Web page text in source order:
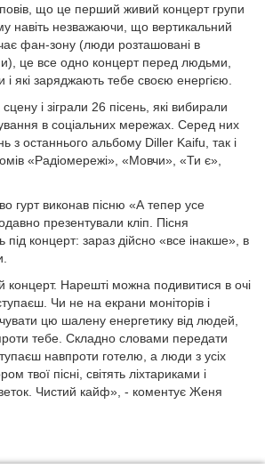
що це перший живий концерт групи
навіть незважаючи, що вертикальний
фан-зону (люди розташовані в
це все одно концерт перед людьми,
які заряджають тебе своєю енергією.
і зіграли 26 пісень, які вибирали
в соціальних мережах. Серед них
з останнього альбому Diller Kaifu, так і
«Радіомережі», «Мовчи», «Ти є»,
гурт виконав пісню «А тепер усе
презентували кліп. Пісня
під концерт: зараз дійсно «все інакше», в
Нарешті можна подивитися в очі
Чи не на екрани моніторів і
цю шалену енергетику від людей,
тебе. Складно словами передати
навпроти готелю, а люди з усіх
твої пісні, світять ліхтариками і
Чистий кайф», - коментує Женя